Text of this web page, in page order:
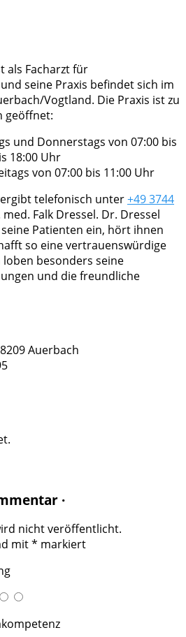
als Facharzt für
seine Praxis befindet sich im
Vogtland. Die Praxis ist zu
geöffnet:
und Donnerstags von 07:00 bis
18:00 Uhr
von 07:00 bis 11:00 Uhr
telefonisch unter+49 3744
Falk Dressel. Dr. Dressel
Patienten ein, hört ihnen
so eine vertrauenswürdige
besonders seine
und die freundliche
Auerbach
·
nicht veröffentlicht.
mit* markiert